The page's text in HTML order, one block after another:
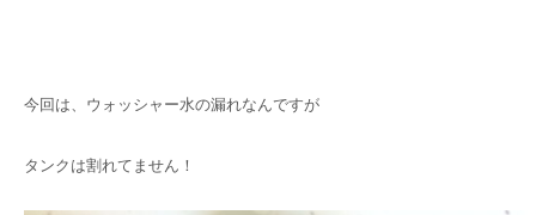
今回は、ウォッシャー水の漏れなんですが
タンクは割れてません！